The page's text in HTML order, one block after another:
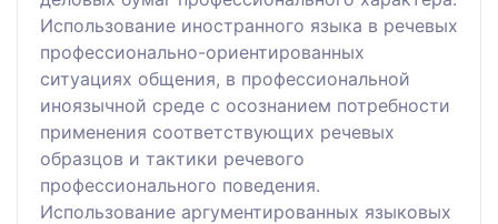
Использование иностранного языка в речевых
профессионально-ориентированных
ситуациях общения, в профессиональной
иноязычной среде с осознанием потребности
применения соответствующих речевых
образцов и тактики речевого
профессионального поведения.
Использование аргументированных языковых